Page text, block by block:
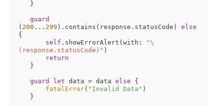
guard
( 200 ... 299 ).contains(response.statusCode) else
{
self .showErrorAlert(with: "\
(response.statusCode) " )
return
guard let data = data else {
fatalError( "Invalid Data" )